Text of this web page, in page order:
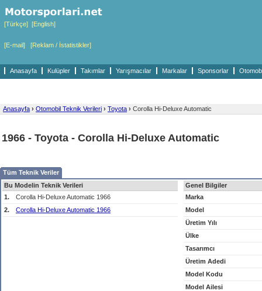
[Türkçe] [English]
[E-mail] [Reklam / İstatistikler]
Anasayfa Kulüpler Takımlar Yarışmacılar Markalar Sponsorlar
Anasayfa › Otomobil Teknik Verileri › Toyota › Corolla Hi-Deluxe Automatic
1966 - Toyota - Corolla Hi-Deluxe Automatic
Tüm Teknik Veriler
Bu Modelin Teknik Verileri
1.
Corolla Hi-Deluxe Automatic 1966
2.
Corolla Hi-Deluxe Automatic 1966
Genel Bilgiler
Marka
Model
Üretim Yılı
Ülke
Tasarımcı
Üretim Adedi
Model Kodu
Model Ailesi